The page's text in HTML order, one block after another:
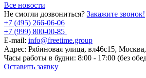
Все новости
Не смогли дозвониться? Закажите звонок!
+7 (495) 266-06-06
+7 (999) 800-00-85
E-mail: info@freetime.group
Адрес: Рябиновая улица, вл46с15,
Часы работы в будни: 8:00 - 17:00 (без
Оставить заявку